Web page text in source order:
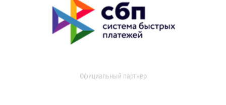
Официальный партнер